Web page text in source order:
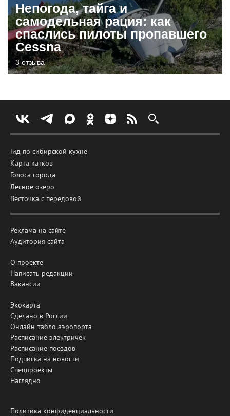
Непогода, тайга и
самодельная рация: как
спаслись пилоты пропавшего
Cessna
3 отзыва
Гид по сибирской кухне
Карта катков
Голоса города
Лесное озеро
Весточка с передовой
Реклама на сайте
Аудитория сайта
О проекте
Написать редакции
Вакансии
Экокарта
Сделано в России
Онлайн-табло аэропорта
Расписание электричек
Расписание поездов
Подписка на новости
Спецпроекты
Наглядно
Политика конфиденциальности